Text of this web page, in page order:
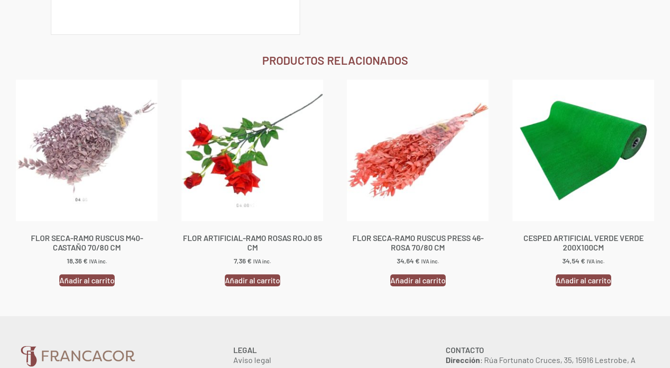
PRODUCTOS RELACIONADOS
FLOR SECA-RAMO RUSCUS M40-
CASTAÑO 70/80 CM
18,36€ IVA inc.
Añadir al carrito
FLOR ARTIFICIAL-RAMO ROSAS ROJO 85
CM
7,36€ IVA inc.
Añadir al carrito
FLOR SECA-RAMO RUSCUS PRESS 46-
ROSA 70/80 CM
34,64€ IVA inc.
Añadir al carrito
CESPED ARTIFICIAL VERDE VERDE
200X100CM
34,54€ IVA inc.
Añadir al carrito
LEGAL
Aviso legal
CONTACTO
Dirección: Rúa Fortunato Cruces, 35, 15916 Lestrobe, A